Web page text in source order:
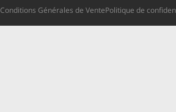
Conditions Générales de VentePolitique de